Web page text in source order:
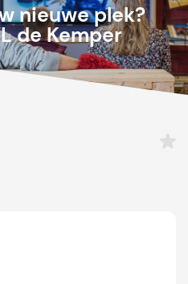
nieuwe plek?
de Kemper